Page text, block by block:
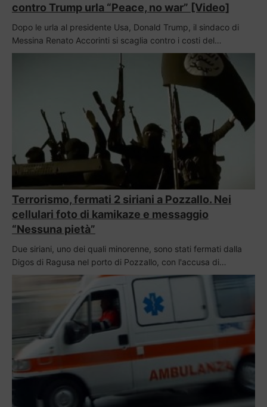
contro Trump urla “Peace, no war” [Video]
Dopo le urla al presidente Usa, Donald Trump, il sindaco di
Messina Renato Accorinti si scaglia contro i costi del…
Terrorismo, fermati 2 siriani a Pozzallo. Nei
cellulari foto di kamikaze e messaggio
“Nessuna pietà”
Due siriani, uno dei quali minorenne, sono stati fermati dalla
Digos di Ragusa nel porto di Pozzallo, con l'accusa di…